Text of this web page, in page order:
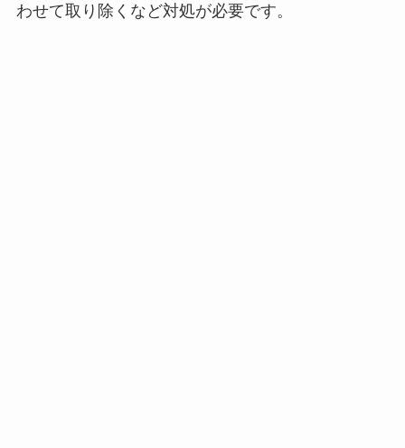
わせて取り除くなど対処が必要です。